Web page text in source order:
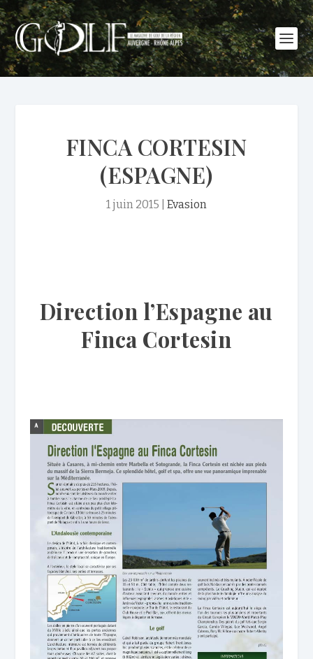
FINCA CORTESIN
(ESPAGNE)
1 juin 2015 Evasion
Direction l’Espagne au
Finca Cortesin